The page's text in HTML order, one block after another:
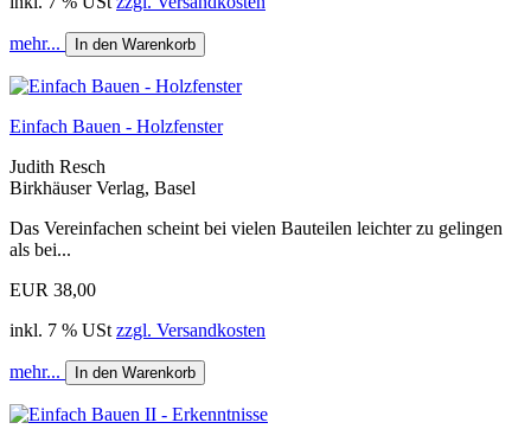
mehr... In den Warenkorb
Einfach Bauen - Holzfenster
Judith Resch
Birkhäuser Verlag, Basel
Das Vereinfachen scheint bei vielen Bauteilen leichter zu gelingen
als bei...
EUR 38,00
inkl. 7 % USt zzgl. Versandkosten
mehr... In den Warenkorb